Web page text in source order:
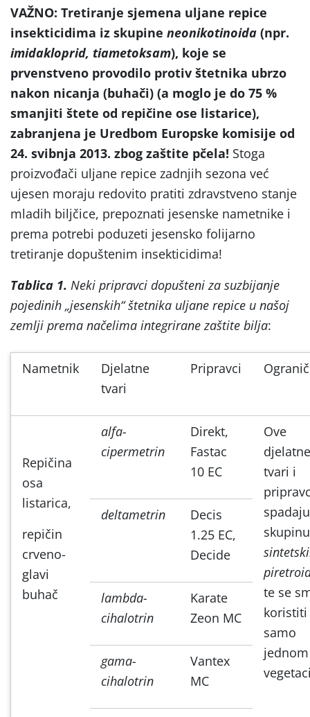
VAŽNO: Tretiranje sjemena uljane repice
insekticidima iz skupine neonikotinoida (npr.
imidakloprid, tiametoksam), koje se
prvenstveno provodilo protiv štetnika ubrzo
nakon nicanja (buhači) (a moglo je do 75 %
smanjiti štete od repičine ose listarice),
zabranjena je Uredbom Europske komisije od
24. svibnja 2013. zbog zaštite pčela! Stoga
proizvođači uljane repice zadnjih sezona već
ujesen moraju redovito pratiti zdravstveno stanje
mladih biljčice, prepoznati jesenske nametnike i
prema potrebi poduzeti jesensko folijarno
tretiranje dopuštenim insekticidima!
Tablica 1. Neki pripravci dopušteni za suzbijanje
pojedinih „jesenskih“ štetnika uljane repice u našoj
zemlji prema načelima integrirane zaštite bilja:
Nametnik
Djelatne
tvari
Pripravci
Repičina
osa
listarica,
repičin
crveno-
glavi
buhač
alfa-
cipermetrin
Direkt,
Fastac
10 EC
Ove
djelatne
tvari i
skupinu
te se
koristiti
samo
deltametrin
Decis
1.25 EC,
Decide
lambda-
cihalotrin
Karate
Zeon MC
gama-
cihalotrin
Vantex
MC